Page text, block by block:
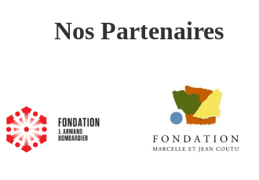
Nos Partenaires